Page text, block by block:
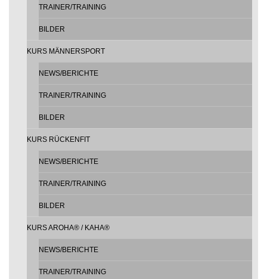
TRAINER/TRAINING
BILDER
KURS MÄNNERSPORT
NEWS/BERICHTE
TRAINER/TRAINING
BILDER
KURS RÜCKENFIT
NEWS/BERICHTE
TRAINER/TRAINING
BILDER
KURS AROHA® / KAHA®
NEWS/BERICHTE
TRAINER/TRAINING